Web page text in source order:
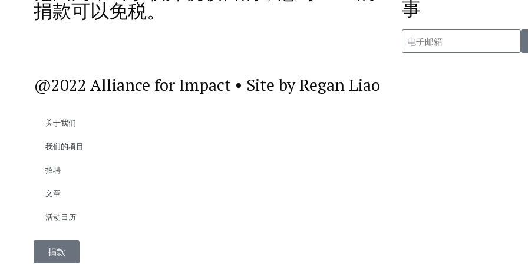
捐款可以免税。 事
@2022 Alliance for Impact • Site by Regan Liao
关于我们
我们的项目
招聘
文章
活动日历
捐款